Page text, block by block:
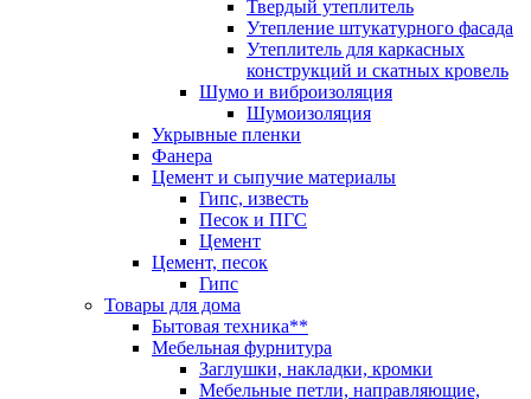
Твердый утеплитель
Утепление штукатурного фасада
Утеплитель для каркасных
конструкций и скатных кровель
Шумо и виброизоляция
Шумоизоляция
Укрывные пленки
Фанера
Цемент и сыпучие материалы
Гипс, известь
Песок и ПГС
Цемент
Цемент, песок
Гипс
Товары для дома
Бытовая техника**
Мебельная фурнитура
Заглушки, накладки, кромки
Мебельные петли, направляющие,